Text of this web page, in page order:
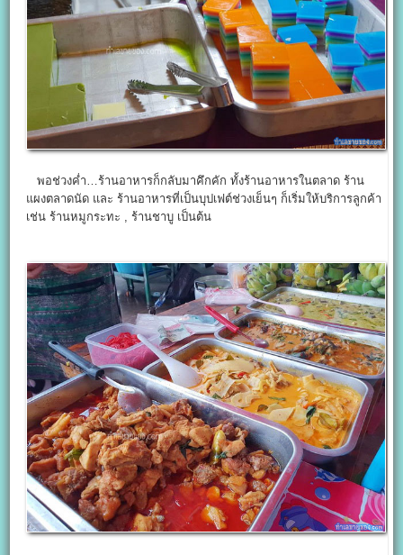
พอช่วงค่ำ…ร้านอาหารก็กลับมาคึกคัก ทั้งร้านอาหารในตลาด ร้าน
แผงตลาดนัด และ ร้านอาหารที่เป็นบุปเฟต์ช่วงเย็นๆ ก็เริ่มให้บริการลูกค้า
เช่น ร้านหมูกระทะ , ร้านชาบู เป็นต้น